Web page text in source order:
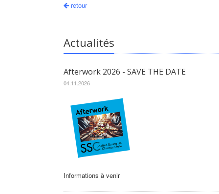
retour
Actualités
Afterwork 2026 - SAVE THE DATE
04.11.2026
Informations à venir